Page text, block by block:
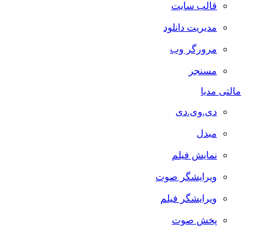
قالب سایت
مدیریت دانلود
مرورگر وب
مسنجر
مالتی مدیا
دی.وی.دی
مبدل
نمایش فیلم
ویرایشگر صوت
ویرایشگر فیلم
پخش صوت